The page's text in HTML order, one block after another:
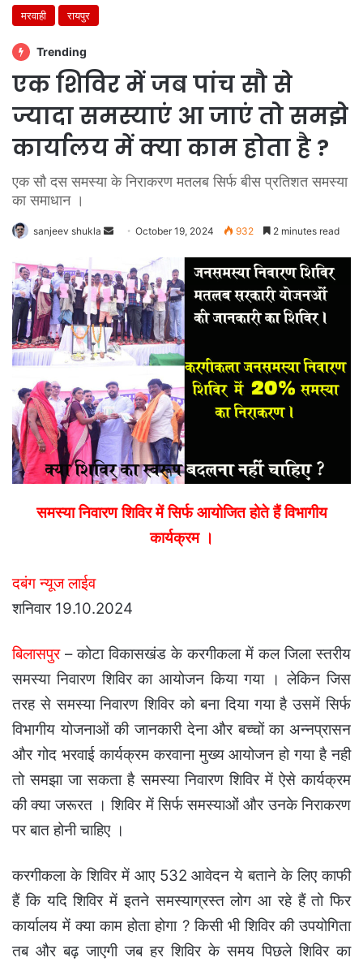
मरवाही
रायपुर
Trending
एक शिविर में जब पांच सौ से
ज्यादा समस्याएं आ जाएं तो समझे
कार्यालय में क्या काम होता है ?
एक सौ दस समस्या के निराकरण मतलब सिर्फ बीस प्रतिशत समस्या
का समाधान ।
sanjeev shukla
Send
email
October 19, 2024 932 2 minutes read
समस्या निवारण शिविर में सिर्फ आयोजित होते हैं विभागीय
कार्यक्रम ।
दबंग न्यूज लाईव
शनिवार 19.10.2024
बिलासपुर– कोटा विकासखंड के करगीकला में कल जिला स्तरीय
समस्या निवारण शिविर का आयोजन किया गया । लेकिन जिस
तरह से समस्या निवारण शिविर को बना दिया गया है उसमें सिर्फ
विभागीय योजनाओं की जानकारी देना और बच्चों का अन्नप्रासन
और गोद भरवाई कार्यक्रम करवाना मुख्य आयोजन हो गया है नही
तो समझा जा सकता है समस्या निवारण शिविर में ऐसे कार्यक्रम
की क्या जरूरत । शिविर में सिर्फ समस्याओं और उनके निराकरण
पर बात होनी चाहिए ।
करगीकला के शिविर में आए 532 आवेदन ये बताने के लिए काफी
हैं कि यदि शिविर में इतने समस्याग्रस्त लोग आ रहे हैं तो फिर
कार्यालय में क्या काम होता होगा ? किसी भी शिविर की उपयोगिता
तब और बढ़ जाएगी जब हर शिविर के समय पिछले शिविर का